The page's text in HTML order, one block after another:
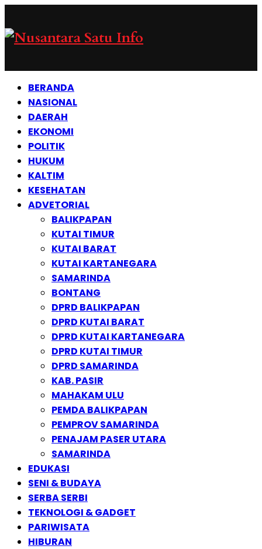
BERANDA
NASIONAL
DAERAH
EKONOMI
POLITIK
HUKUM
KALTIM
KESEHATAN
ADVETORIAL
BALIKPAPAN
KUTAI TIMUR
KUTAI BARAT
KUTAI KARTANEGARA
SAMARINDA
BONTANG
DPRD BALIKPAPAN
DPRD KUTAI BARAT
DPRD KUTAI KARTANEGARA
DPRD KUTAI TIMUR
DPRD SAMARINDA
KAB. PASIR
MAHAKAM ULU
PEMDA BALIKPAPAN
PEMPROV SAMARINDA
PENAJAM PASER UTARA
SAMARINDA
EDUKASI
SENI & BUDAYA
SERBA SERBI
TEKNOLOGI & GADGET
PARIWISATA
HIBURAN